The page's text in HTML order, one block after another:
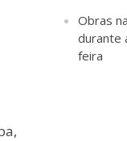
Obras
durante
feira